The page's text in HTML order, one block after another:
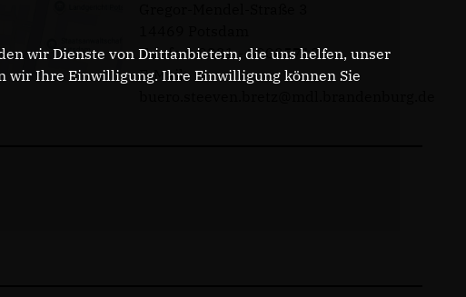
Telefon: 0331 - 20085713
E-Mail:
wir Dienste von Drittanbietern, die uns helfen, unser
wir Ihre Einwilligung. Ihre Einwilligung können Sie